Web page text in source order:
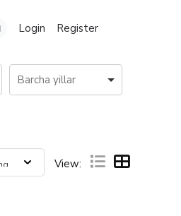
Login Register
View: